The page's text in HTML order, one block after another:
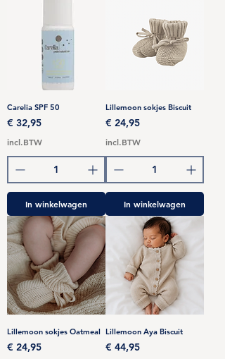
Carelia SPF 50
Prijs
€ 32,95
incl.BTW
In winkelwagen
Lillemoon sokjes Biscuit
Prijs
€ 24,95
incl.BTW
In winkelwagen
Lillemoon sokjes Oatmeal
Prijs
€ 24,95
Lillemoon Aya Biscuit
Prijs
€ 44,95